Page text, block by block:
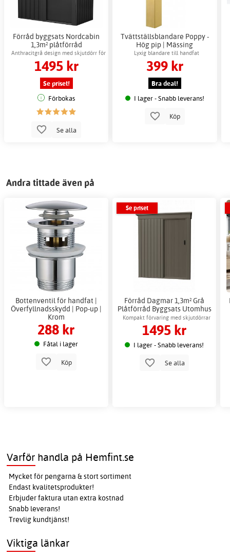
Förråd byggsats Nordcabin
1,3m² plåtförråd
utomhusförvaring
Anthracitgrå design med skjutdörr för
enkel åtkomst
1495 kr
Se priset!
Förbokas
Se alla
Tvättställsblandare Poppy -
Hög pip | Mässing
Lyxig blandare till handfat
399 kr
Bra deal!
I lager - Snabb leverans!
Köp
Andra tittade även på
Bottenventil för handfat |
Överfyllnadsskydd | Pop-up |
Krom
288 kr
Fåtal i lager
Köp
Se priset
Förråd Dagmar 1,3m² Grå
Plåtförråd Byggsats Utomhus
Kompakt förvaring med skjutdörrar
1495 kr
I lager - Snabb leverans!
Se alla
Varför handla på Hemfint.se
Mycket för pengarna & stort sortiment
Endast kvalitetsprodukter!
Erbjuder faktura utan extra kostnad
Snabb leverans!
Trevlig kundtjänst!
Viktiga länkar